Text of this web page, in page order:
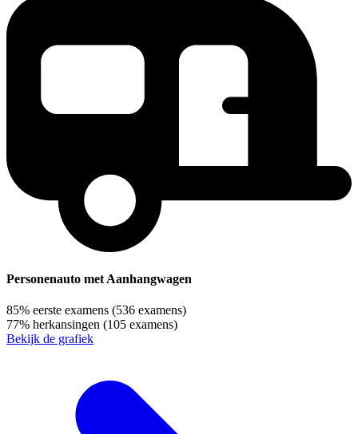
Personenauto met Aanhangwagen
85% eerste examens (536 examens)
77% herkansingen (105 examens)
Bekijk de grafiek